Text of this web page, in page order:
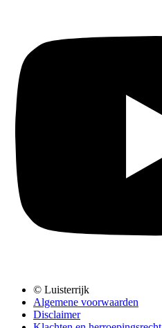
© Luisterrijk
Algemene voorwaarden
Disclaimer